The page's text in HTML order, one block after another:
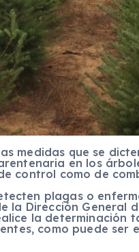
que se
en los
control como de
plagas o
la Dirección General
la
como puede